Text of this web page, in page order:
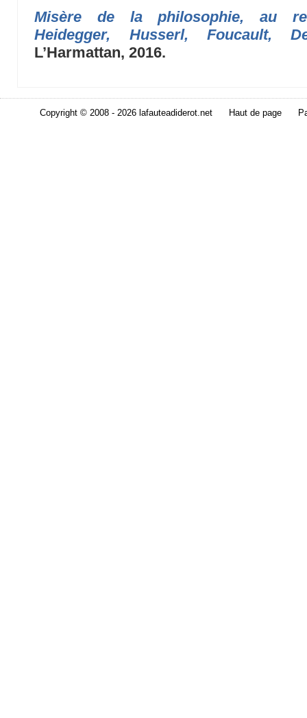
Misère de la philosophie, au
Heidegger, Husserl, Foucault,
L’Harmattan, 2016.
Copyright © 2008 - 2026 lafauteadiderot.net Haut de page